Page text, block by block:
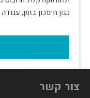
כגון חיסכון בזמן,
צור קשר